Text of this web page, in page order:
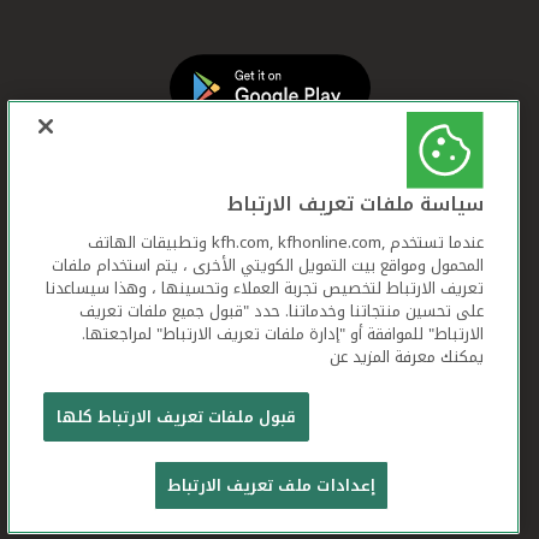
تواصل معنا
بيت التمويل الكويتي جميع الحقوق محفوظة © 2026
شروط وأحكام استخدام الموقع الإلكتروني
تعريف الارتباط بيان الخصوصية
سياسة ملفات تعريف الارتباط
عندما تستخدم ,kfh.com, kfhonline.com وتطبيقات الهاتف
المحمول ومواقع بيت التمويل الكويتي الأخرى ، يتم استخدام ملفات
تعريف الارتباط لتخصيص تجربة العملاء وتحسينها ، وهذا سيساعدنا
على تحسين منتجاتنا وخدماتنا. حدد "قبول جميع ملفات تعريف
الارتباط" للموافقة أو "إدارة ملفات تعريف الارتباط" لمراجعتها.
يمكنك معرفة المزيد عن
قبول ملفات تعريف الارتباط كلها
إعدادات ملف تعريف الارتباط